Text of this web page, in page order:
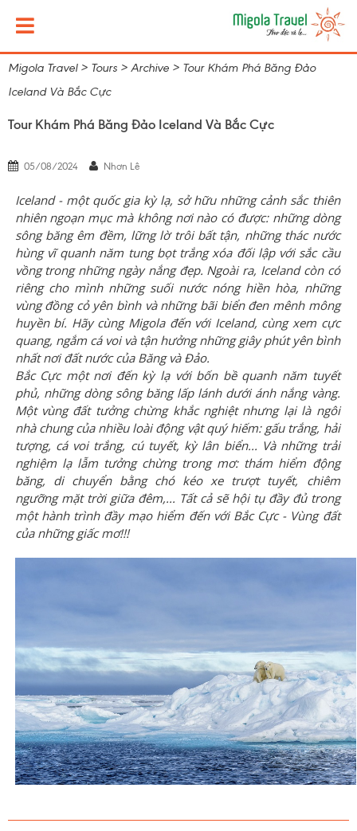
Migola Travel> Tours > Archive > Tour Khám Phá Băng Đảo
Iceland Và Bắc Cực
Tour Khám Phá Băng Đảo Iceland Và Bắc Cực
05/08/2024 Nhơn Lê
Iceland - một quốc gia kỳ lạ, sở hữu những cảnh sắc thiên
nhiên ngoạn mục mà không nơi nào có được: những dòng
sông băng êm đềm, lững lờ trôi bất tận, những thác nước
hùng vĩ quanh năm tung bọt trắng xóa đối lập với sắc cầu
vồng trong những ngày nắng đẹp. Ngoài ra, Iceland còn có
riêng cho mình những suối nước nóng hiền hòa, những
vùng đồng cỏ yên bình và những bãi biển đen mênh mông
huyền bí. Hãy cùng Migola đến với Iceland, cùng xem cực
quang, ngắm cá voi và tận hưởng những giây phút yên bình
nhất nơi đất nước của Băng và Đảo.
Bắc Cực một nơi đến kỳ lạ với bốn bề quanh năm tuyết
phủ, những dòng sông băng lấp lánh dưới ánh nắng vàng.
Một vùng đất tưởng chừng khắc nghiệt nhưng lại là ngôi
nhà chung của nhiều loài động vật quý hiếm: gấu trắng, hải
tượng, cá voi trắng, cú tuyết, kỳ lân biển... Và những trải
nghiệm lạ lẫm tưởng chừng trong mơ: thám hiểm động
băng, di chuyển bằng chó kéo xe trượt tuyết, chiêm
ngưỡng mặt trời giữa đêm,... Tất cả sẽ hội tụ đầy đủ trong
một hành trình đầy mạo hiểm đến với Bắc Cực - Vùng đất
của những giấc mơ!!!